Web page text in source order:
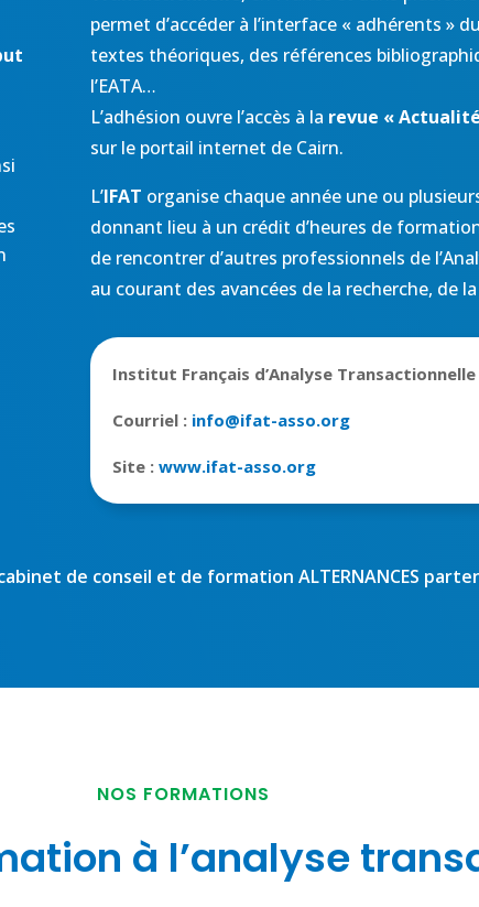
permet d’accéder à l’interface « adhérents »
textes théoriques, des références
l’EATA…
L’adhésion ouvre l’accès à la revue «
sur le portail internet de Cairn.
L’IFAT organise chaque année une ou
donnant lieu à un crédit d’heures de
de rencontrer d’autres professionnels de
au courant des avancées de la recherche, de
Institut Français d’Analyse Transactionnelle
Courriel : info@ifat-asso.org
Site : www.ifat-asso.org
de conseil et de formation ALTERNANCES
NOS FORMATIONS
à l’analyse